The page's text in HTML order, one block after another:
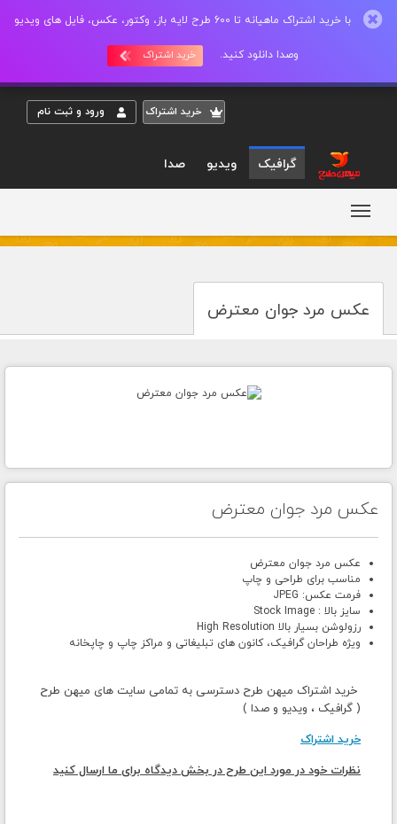
با خرید اشتراک ماهیانه تا 600 طرح لایه باز، وکتور، عکس، فایل های ویدیو
وصدا دانلود کنید. خرید اشتراک
خريد اشتراک ورود و ثبت نام
گرافیک ویدیو صدا
عکس مرد جوان معترض
عکس مرد جوان معترض
عکس مرد جوان معترض
مناسب برای طراحی و چاپ
فرمت عکس: JPEG
سایز بالا : Stock Image
رزولوشن بسیار بالا High Resolution
ویژه طراحان گرافیک، کانون های تبلیغاتی و مراکز چاپ و چاپخانه
خرید اشتراک میهن طرح دسترسی به تمامی سایت های میهن طرح
( گرافیک ، ویدیو و صدا )
خرید اشتراک
نظرات خود در مورد این طرح در بخش دیدگاه برای ما ارسال کنید